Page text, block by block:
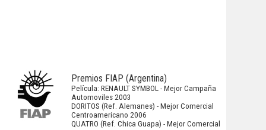
Premios FIAP (Argentina)
Película: RENAULT SYMBOL - Mejor Campaña
Automoviles 2003
DORITOS (Ref. Alemanes) - Mejor Comercial
Centroamericano 2006
QUATRO (Ref. Chica Guapa) - Mejor Comercial